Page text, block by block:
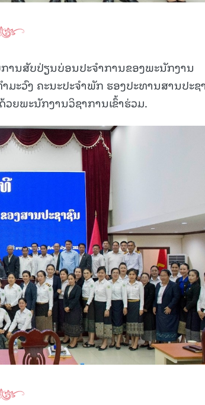
ານສັບປ່ຽນບ່ອນປະຈຳການຂອງພະນັກງານ
ະວົງ ຄະນະປະຈໍາພັກ ຮອງປະທານສານປະຊ
ຍພະນັກງານວິຊາການເຂົ້າຮ່ວມ.